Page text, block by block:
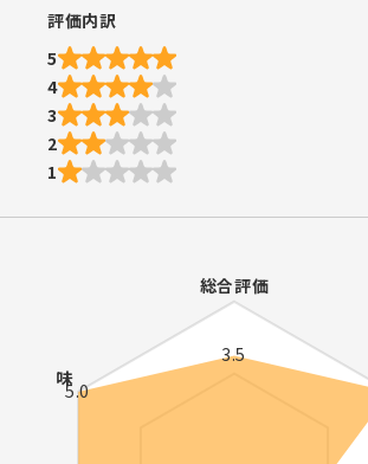
評価内訳
5
4
3
2
1